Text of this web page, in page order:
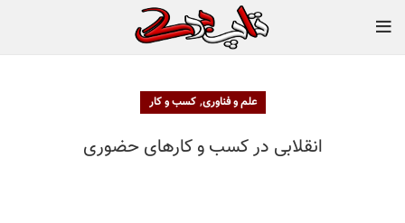
علم و فناوری,کسب و کار
انقلابی در کسب و کار‌های حضوری